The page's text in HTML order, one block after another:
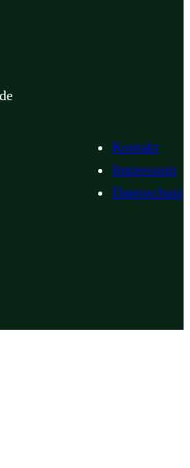
Kontakt
Impressum
Datenschutz